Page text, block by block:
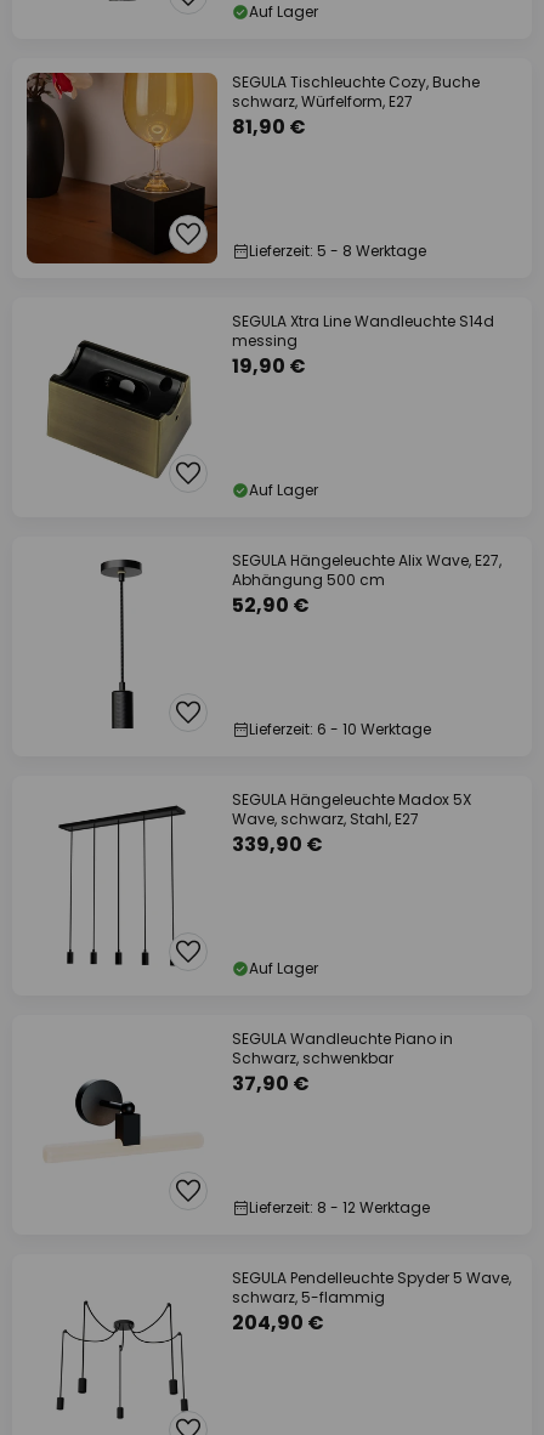
Auf Lager
SEGULA Tischleuchte Cozy, Buche
schwarz, Würfelform, E27
81,90 €
Lieferzeit: 5 - 8 Werktage
SEGULA Xtra Line Wandleuchte S14d
messing
19,90 €
Auf Lager
SEGULA Hängeleuchte Alix Wave, E27,
Abhängung 500 cm
52,90 €
Lieferzeit: 6 - 10 Werktage
SEGULA Hängeleuchte Madox 5X
Wave, schwarz, Stahl, E27
339,90 €
Auf Lager
SEGULA Wandleuchte Piano in
Schwarz, schwenkbar
37,90 €
Lieferzeit: 8 - 12 Werktage
SEGULA Pendelleuchte Spyder 5 Wave,
schwarz, 5-flammig
204,90 €